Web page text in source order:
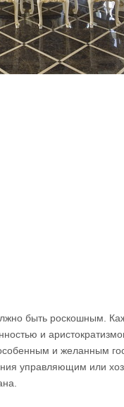
быть роскошным.
и
и желанным
управляющим или